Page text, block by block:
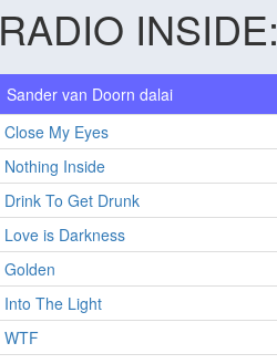
RADIO INSIDE:
Sander van Doorn dalai
Close My Eyes
Nothing Inside
Drink To Get Drunk
Love is Darkness
Golden
Into The Light
WTF